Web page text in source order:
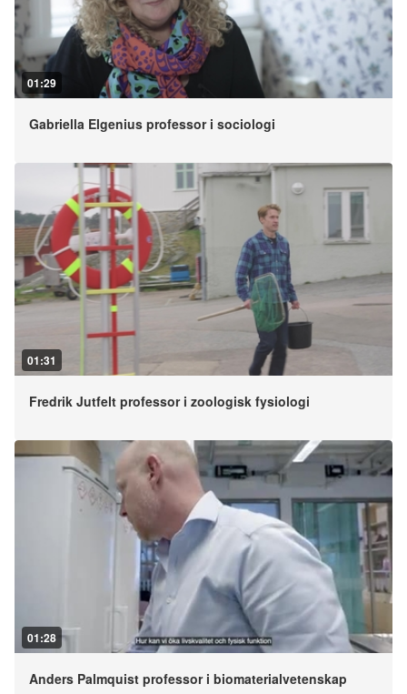
01:29
Gabriella Elgenius professor i sociologi
01:31
Fredrik Jutfelt professor i zoologisk fysiologi
01:28
Anders Palmquist professor i biomaterialvetenskap